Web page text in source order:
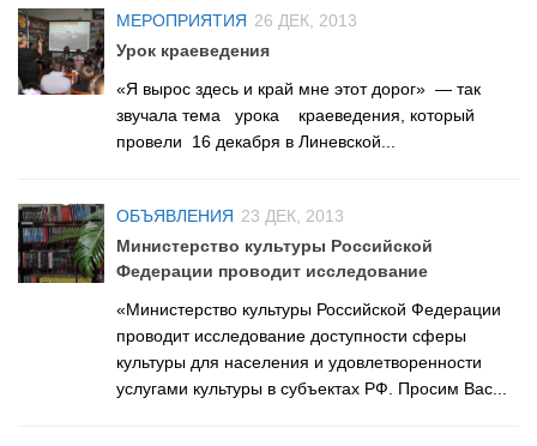
Горевская сельская библиотека №9
Гусельниковская сельская библиотека №10
Е-Л
Евсинская сельская библиотека №12
Елбашинская сельская библиотека №11
Завьяловская сельская библиотека №13
Сельская библиотека п. Керамкомбинат №28
Китернинская сельская библиотека №15
Оnline опрос
Видео
Контакты
Карта сайта
МЕРОПРИЯТИЯ 26 ДЕК, 2013
Урок краеведения
«Я вырос здесь и край мне этот дорог» — так
звучала тема урока краеведения, который
провели 16 декабря в Линевской...
ОБЪЯВЛЕНИЯ 23 ДЕК, 2013
Министерство культуры Российской
Федерации проводит исследование
«Министерство культуры Российской Федерации
проводит исследование доступности сферы
культуры для населения и удовлетворенности
услугами культуры в субъектах РФ. Просим Вас...